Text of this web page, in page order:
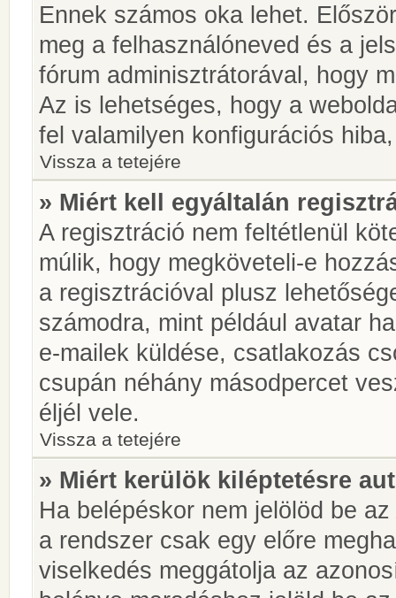
Ennek számos oka lehet.
meg a felhasználóneved és a
fórum adminisztrátorával, hogy
Az is lehetséges, hogy a
fel valamilyen konfigurációs
Vissza a tetejére
» Miért kell egyáltalán
A regisztráció nem feltétlenül
múlik, hogy megköveteli-e
a regisztrációval plusz
számodra, mint például avatar
e-mailek küldése, csatlakozás
csupán néhány másodpercet
éljél vele.
Vissza a tetejére
» Miért kerülök kiléptetésre
Ha belépéskor nem jelölöd be az
a rendszer csak egy előre
viselkedés meggátolja az